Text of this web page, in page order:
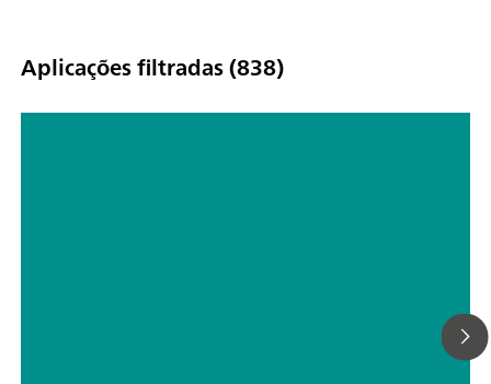
Aplicações filtradas (838)